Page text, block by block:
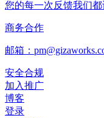
您的每一次反馈我们
商务合作
邮箱：
安全合规
加入推广
博客
登录